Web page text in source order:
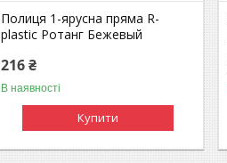
Полиця 1-ярусна пряма R-
plastic Ротанг Бежевый
216 ₴
В наявності
Купити